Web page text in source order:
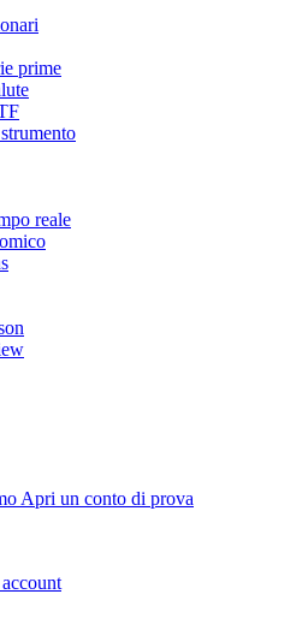
prime
reale
Apri un conto di prova